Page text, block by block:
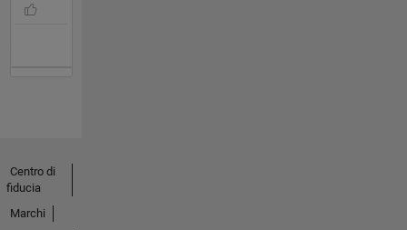
Centro di
fiducia
Marchi